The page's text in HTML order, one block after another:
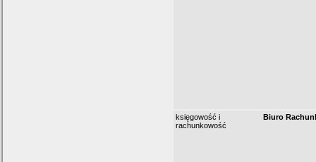
księgowość i
rachunkowość
Biuro